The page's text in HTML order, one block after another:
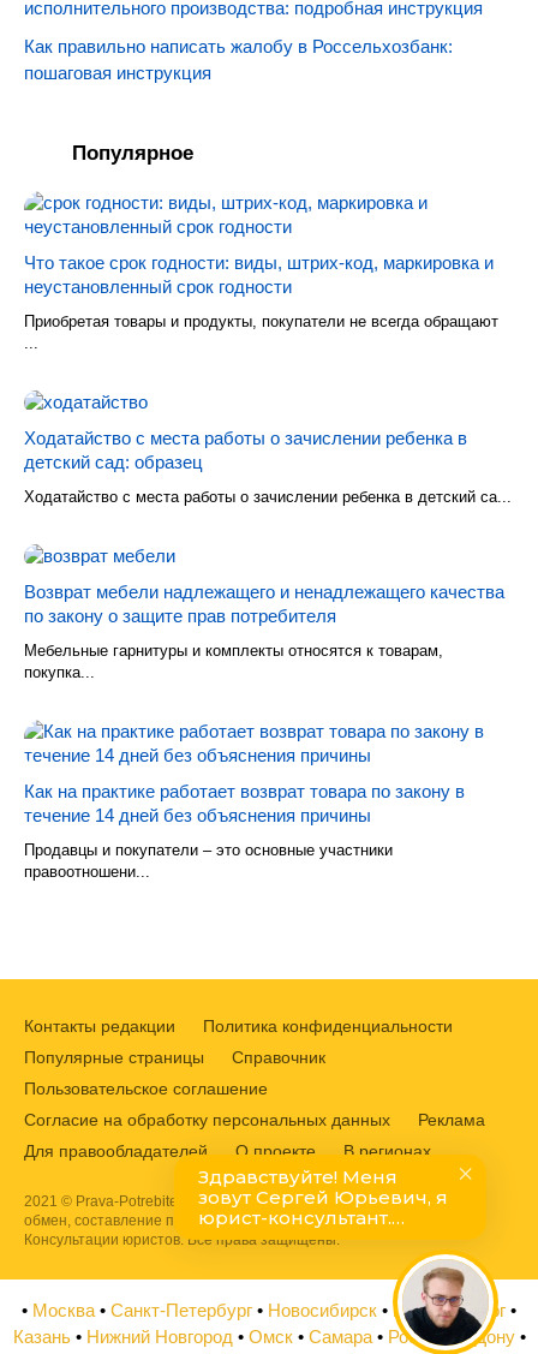
исполнительного производства: подробная инструкция
Как правильно написать жалобу в Россельхозбанк:
пошаговая инструкция
Популярное
Что такое срок годности: виды, штрих-код, маркировка и
неустановленный срок годности
Приобретая товары и продукты, покупатели не всегда обращают
...
Ходатайство с места работы о зачислении ребенка в
детский сад: образец
Ходатайство с места работы о зачислении ребенка в детский са...
Возврат мебели надлежащего и ненадлежащего качества
по закону о защите прав потребителя
Мебельные гарнитуры и комплекты относятся к товарам,
покупка...
Как на практике работает возврат товара по закону в
течение 14 дней без объяснения причины
Продавцы и покупатели – это основные участники
правоотношени...
Контакты редакции
Политика конфиденциальности
Популярные страницы
Справочник
Пользовательское соглашение
Согласие на обработку персональных данных
Реклама
Для правообладателей
О проекте В регионах
2021 © Prava-Potrebitelej.ru. Защита прав потребителей, возврат,
обмен, составление претензий и жалоб в Роспотребнадзор.
Консультации юристов. Все права защищены.
• Москва • Санкт-Петербург • Новосибирск • Екатеринбург •
Казань• Нижний Новгород • Омск• Самара• Ростов на Дону•